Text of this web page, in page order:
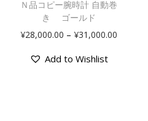
Ｎ品コピー腕時計 自動巻
き ゴールド
¥28,000.00 – ¥31,000.00
Add to Wishlist